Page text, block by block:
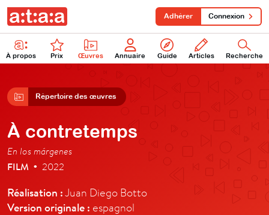
À propos Prix Œuvres Annuaire Guide Articles Recherche
Adhérer Connexion
Répertoire des œuvres
À contretemps
En los márgenes
FILM • 2022
Réalisation :Juan Diego Botto
Version originale : espagnol